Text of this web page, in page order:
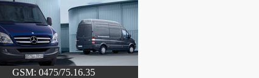
GSM: 0475/75.16.35